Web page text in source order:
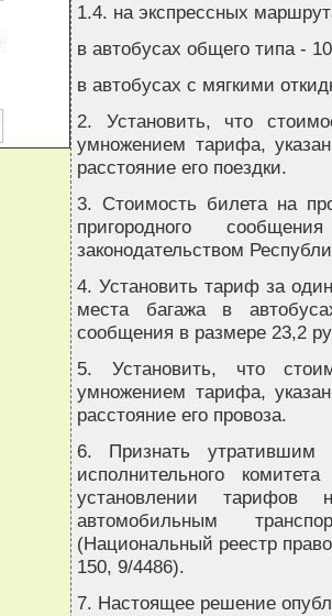
1.4. на экспрессных
в автобусах общего типа -
в автобусах с мягкими
2. Установить, что
умножением тарифа,
расстояние его поездки.
3. Стоимость билета на
пригородного
законодательством
4. Установить тариф за
места багажа в
сообщения в размере 23,2
5. Установить, что
умножением тарифа,
расстояние его провоза.
6. Признать утратившим
исполнительного
установлении тарифов
автомобильным
(Национальный реестр
150, 9/4486).
7. Настоящее решение